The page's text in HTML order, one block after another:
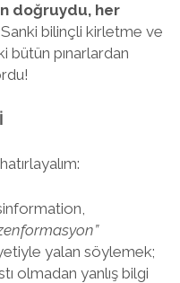
doğruydu, her
bilinçli kirletme ve
bütün pınarlardan
yalan söylemek;
olmadan yanlış bilgi